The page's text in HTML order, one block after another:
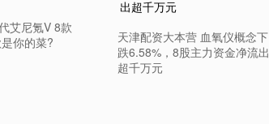
艾尼氪V 8款
你的菜?
天津配资大本营 血氧仪概念下
跌6.58%，8股主力资金净流出
超千万元